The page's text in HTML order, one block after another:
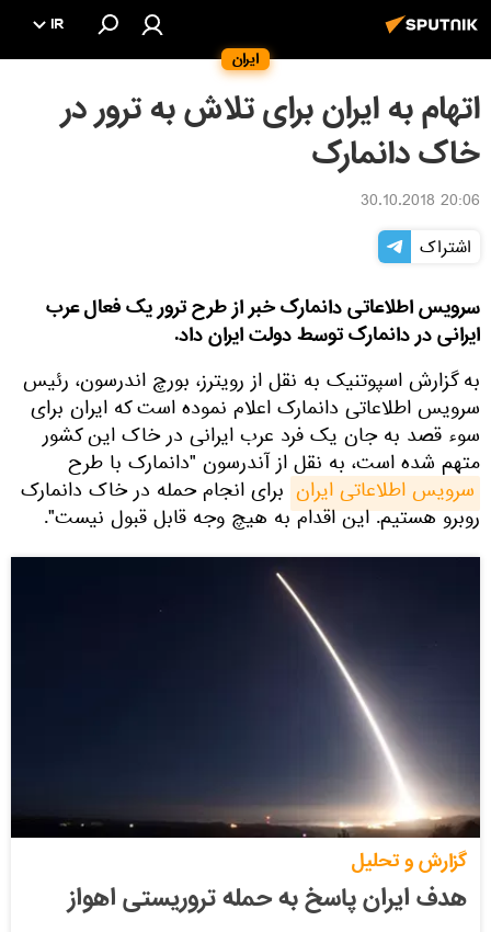
ایران
IR
اتهام به ایران برای تلاش به ترور در
خاک دانمارک
20:06 30.10.2018
اشتراک
سرویس اطلاعاتی دانمارک خبر از طرح ترور یک فعال عرب
ایرانی در دانمارک توسط دولت ایران داد.
به گزارش اسپوتنیک به نقل از رویترز، بورچ اندرسون، رئیس
سرویس اطلاعاتی دانمارک اعلام نموده است که ایران برای
سوء قصد به جان یک فرد عرب ایرانی در خاک این کشور
متهم شده است، به نقل از آندرسون "دانمارک با طرح
سرویس اطلاعاتی ایران برای انجام حمله در خاک دانمارک
روبرو هستیم. این اقدام به هیچ وجه قابل قبول نیست".
گزارش و تحلیل
هدف ایران پاسخ به حمله تروریستی اهواز